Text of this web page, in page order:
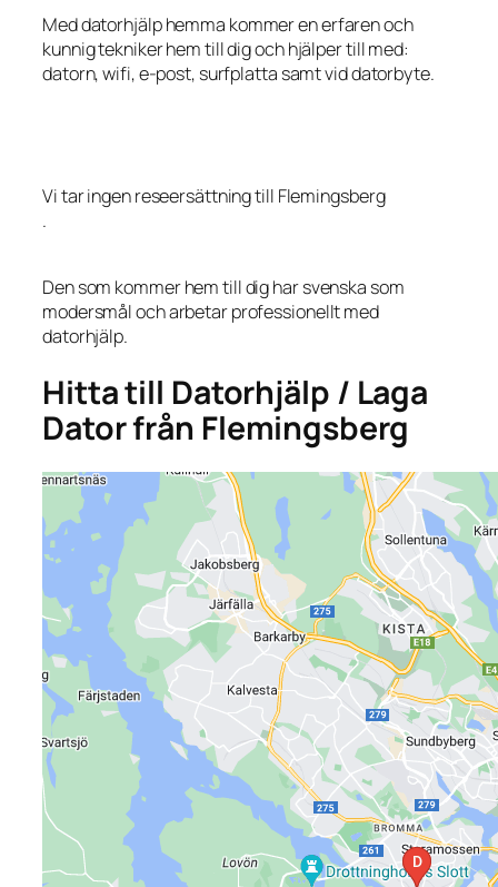
Med datorhjälp hemma kommer en erfaren och
kunnig tekniker hem till dig och hjälper till med:
datorn, wifi, e-post, surfplatta samt vid datorbyte.
Vi tar ingen reseersättning till Flemingsberg
.
Den som kommer hem till dig har svenska som
modersmål och arbetar professionellt med
datorhjälp.
Hitta till Datorhjälp / Laga
Dator från Flemingsberg